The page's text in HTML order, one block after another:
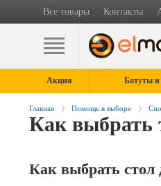
Все товары Контакты
Акция Батуты и
Главная Помощь в выборе
Как выбрать
Как выбрать стол